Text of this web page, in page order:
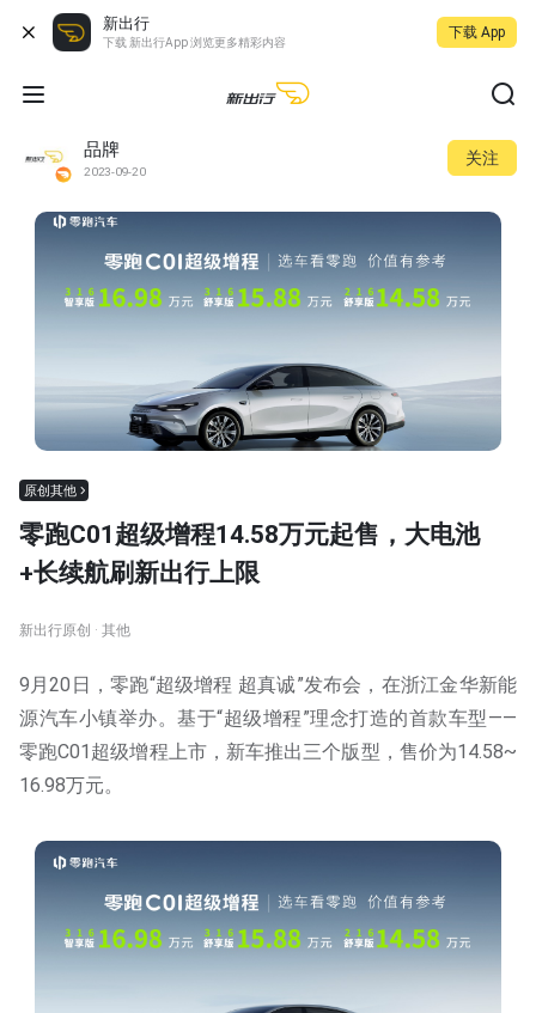
新出行
下载 新出行App 浏览更多精彩内容
下载 App
品牌
2023-09-20
关注
原创其他
零跑C01超级增程14.58万元起售，大电池
+长续航刷新出行上限
新出行原创 · 其他
9月20日，零跑“超级增程 超真诚”发布会，在浙江⾦华新能
源汽⻋⼩镇举办。基于“超级增程”理念打造的首款车型——
零跑C01超级增程上市，新车推出三个版型，售价为14.58~
16.98万元。